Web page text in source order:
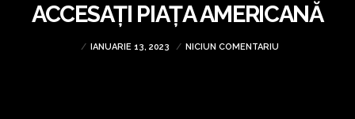
ACCESAȚI PIAȚA AMERICANĂ
IANUARIE 13, 2023 NICIUN COMENTARIU